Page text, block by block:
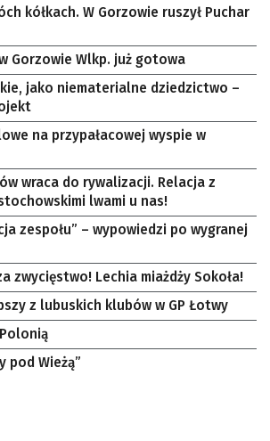
kółkach. W Gorzowie ruszył Puchar
Gorzowie Wlkp. już gotowa
jako niematerialne dziedzictwo –
na przypałacowej wyspie w
wraca do rywalizacji. Relacja z
lwami u nas!
zespołu” – wypowiedzi po wygranej
zwycięstwo! Lechia miażdży Sokoła!
z lubuskich klubów w GP Łotwy
pod Wieżą”